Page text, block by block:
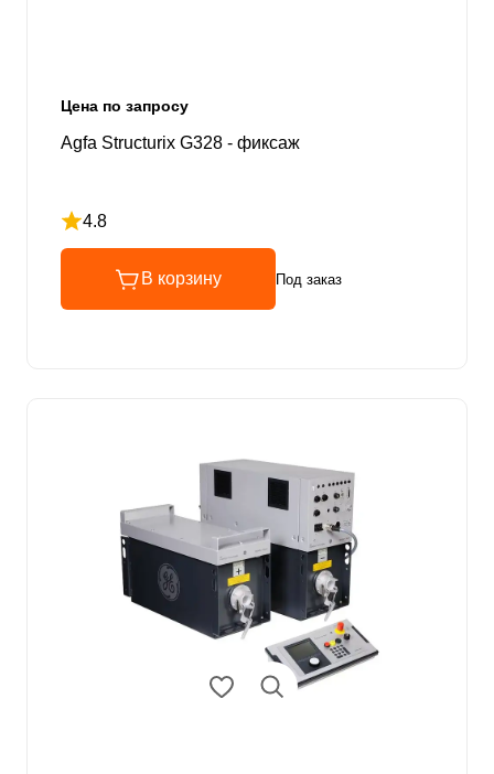
Цена по запросу
Agfa Structurix G328 - фиксаж
4.8
Рейтинг 4.8 из 5
В корзину Под заказ